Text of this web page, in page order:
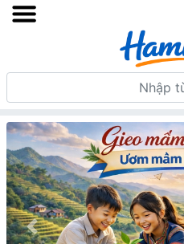
Previous